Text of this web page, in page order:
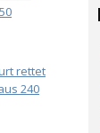
rettet
240